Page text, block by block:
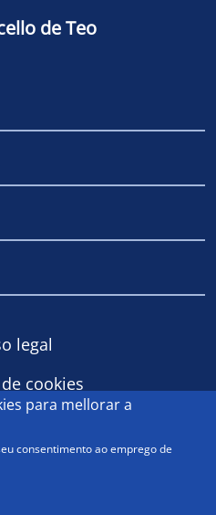
de Teo
legal
cookies
para mellorar a
consentimento ao emprego de